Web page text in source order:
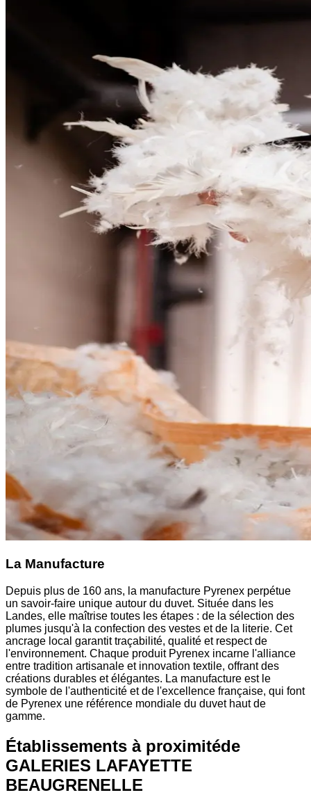
La Manufacture
Depuis plus de 160 ans, la manufacture Pyrenex perpétue
un savoir-faire unique autour du duvet. Située dans les
Landes, elle maîtrise toutes les étapes : de la sélection des
plumes jusqu'à la confection des vestes et de la literie. Cet
ancrage local garantit traçabilité, qualité et respect de
l'environnement. Chaque produit Pyrenex incarne l'alliance
entre tradition artisanale et innovation textile, offrant des
créations durables et élégantes. La manufacture est le
symbole de l'authenticité et de l'excellence française, qui font
de Pyrenex une référence mondiale du duvet haut de
gamme.
Établissements à proximitéde
GALERIES LAFAYETTE
BEAUGRENELLE